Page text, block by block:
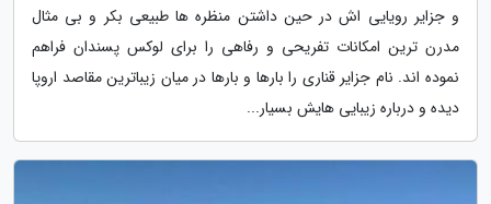
و جزایر رویایی اش در حین داشتن منظره ها طبیعی بکر و بی مثال
مدرن ترین امکانات تفریحی و رفاهی را برای لوکس پسندان فراهم
نموده اند. نام جزایر قناری را بارها و بارها در میان زیباترین مقاصد اروپا
دیده و درباره زیبایی هایش بسیار...